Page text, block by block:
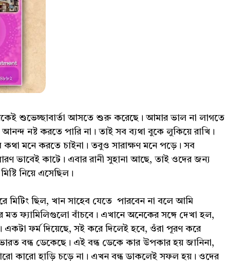
শুভেচ্ছাবার্তা আসতে শুরু করেছে। আমার ভাল না লাগতে
নষ্ট করতে পারি না। তাই সব ব্যথা বুকে লুকিয়ে রাখি।
মনে করতে চাইনা। তবুও সারাক্ষণ মনে পড়ে। সব
ভাবেই কাটে। এবার রানী সুহানা আছে, তাই ওদের জন্য
নিয়ে এসেছিল।
মিটিং ছিল, খান সাহেব যেতে পারবেন না বলে আমি
মত ফ্যামিলিগুলো বাঁচবে। এখানে অনেকের সঙ্গে দেখা হল,
ফর্ম দিয়েছে, সই করে দিলেই হবে, ওঁরা পূরণ করে
বন্ধ ডেকেছে। এই বন্ধ ডেকে কার উপকার হয় জানিনা,
কারো হাড়ি চড়ে না। এখন বন্ধ ডাকলেই সফল হয়। ওদের